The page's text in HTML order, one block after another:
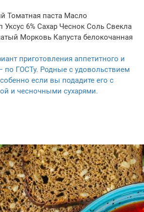
Томатная паста Масло
Уксус 6% Сахар Чеснок Соль Свекла
Морковь Капуста белокочанная
приготовления аппетитного и
по ГОСТу. Родные с удовольствием
если вы подадите его с
и чесночными сухарями.